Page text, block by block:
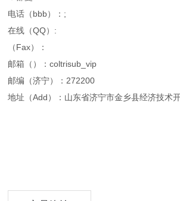
电话（bbb）：;
在线（QQ）:
（Fax）：
邮箱（）：coltrisub_vip
邮编（济宁）：272200
地址（Add）：山东省济宁市金乡县经济技术